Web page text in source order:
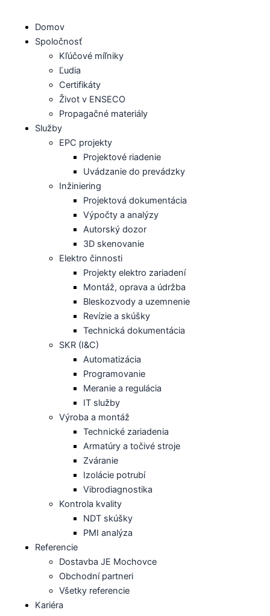
Domov
Spoločnosť
Kľúčové míľniky
Ľudia
Certifikáty
Život v ENSECO
Propagačné materiály
Služby
EPC projekty
Projektové riadenie
Uvádzanie do prevádzky
Inžiniering
Projektová dokumentácia
Výpočty a analýzy
Autorský dozor
3D skenovanie
Elektro činnosti
Projekty elektro zariadení
Montáž, oprava a údržba
Bleskozvody a uzemnenie
Revízie a skúšky
Technická dokumentácia
SKR (I&C)
Automatizácia
Programovanie
Meranie a regulácia
IT služby
Výroba a montáž
Technické zariadenia
Armatúry a točivé stroje
Zváranie
Izolácie potrubí
Vibrodiagnostika
Kontrola kvality
NDT skúšky
PMI analýza
Referencie
Dostavba JE Mochovce
Obchodní partneri
Všetky referencie
Kariéra